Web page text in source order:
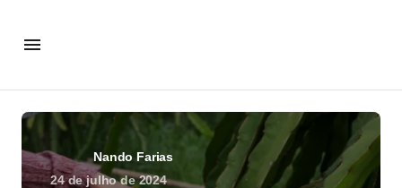
Nando Farias
24 de julho de 2024